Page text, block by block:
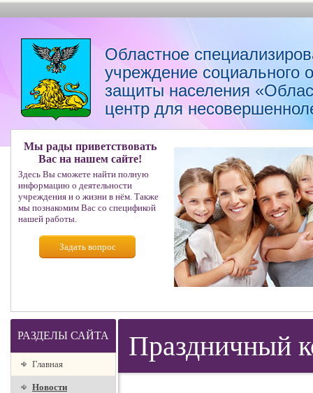
Областное
учреждение социального
защиты населения
центр для
Мы рады приветствовать
Вас на нашем сайте!
Здесь Вы сможете найти полную
информацию о деятельности
учреждения и о жизни в нём. Также
мы познакомим Вас со спецификой
нашей работы.
Задать вопрос
РАЗДЕЛЫ САЙТА
Главная
Новости
Праздничный